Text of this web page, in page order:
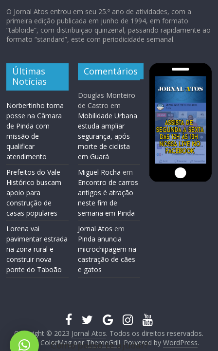
O Jornal Atos entrou em seu 25.º ano de atividades, com a
primeira edição publicada em junho de 1994, em formato
“tabloide”, com distribuição quinzenal, passando rapidamente ao
formato “standard”, este com periodicidade semanal.
Últimas
Notícias
Norbertinho toma
posse na Câmara
de Pinda com
missão de
qualificar
atendimento
Prefeitos do Vale
Histórico buscam
apoio para
construção de
casas populares
Lorena vai
pavimentar estrada
na zona rural e
construir nova
ponte do Taboão
Comentários
Douglas Monteiro
de Castro em
Mobilidade Urbana
estuda ampliar
segurança, após
morte de ciclista
em Guará
Miguel Rocha em
Encontro de carros
antigos é atração
neste fim de
semana em Pinda
Jornal Atos em
Pinda anuncia
microchipagem na
castração de cães
e gatos
Copyright © 2023 Jornal Atos. Todos os direitos reservados.
Tema: ColorMag por ThemeGrill. Powered byWordPress.
Como posso te ajudar?